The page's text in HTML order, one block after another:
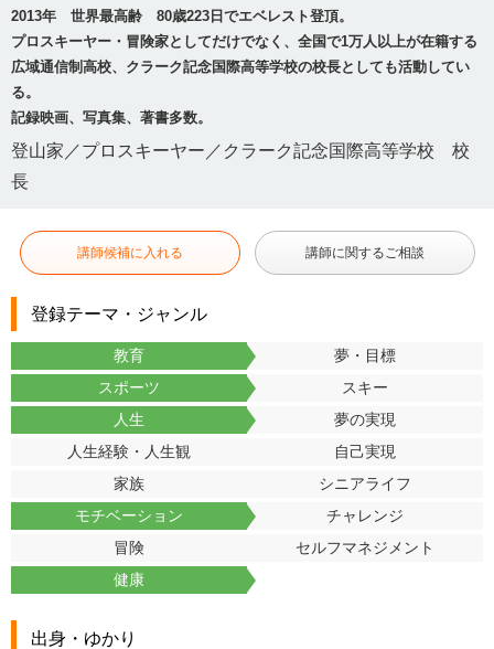
2013年 世界最高齢 80歳223日でエベレスト登頂。
プロスキーヤー・冒険家としてだけでなく、全国で1万人以上が在籍する
広域通信制高校、クラーク記念国際高等学校の校長としても活動してい
る。
記録映画、写真集、著書多数。
登山家／プロスキーヤー／クラーク記念国際高等学校 校
長
講師候補に入れる 講師に関するご相談
登録テーマ・ジャンル
教育
夢・目標
スポーツ
スキー
人生
夢の実現
人生経験・人生観
自己実現
家族
シニアライフ
モチベーション
チャレンジ
冒険
セルフマネジメント
健康
出身・ゆかり